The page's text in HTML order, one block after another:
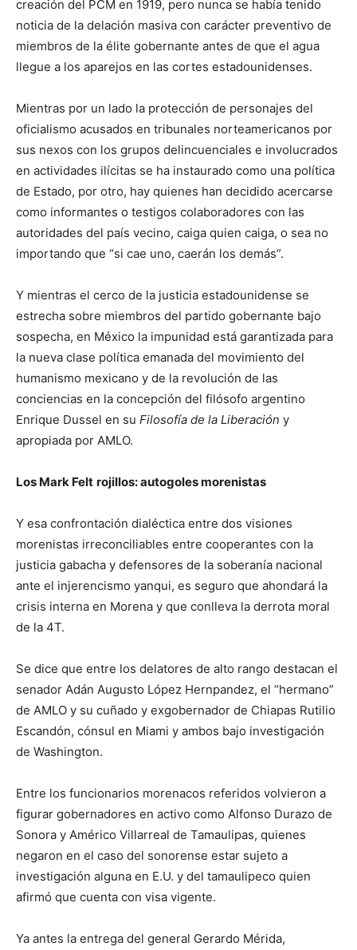
creación del PCM en 1919, pero nunca se había tenido
noticia de la delación masiva con carácter preventivo de
miembros de la élite gobernante antes de que el agua
llegue a los aparejos en las cortes estadounidenses.
Mientras por un lado la protección de personajes del
oficialismo acusados en tribunales norteamericanos por
sus nexos con los grupos delincuenciales e involucrados
en actividades ilícitas se ha instaurado como una política
de Estado, por otro, hay quienes han decidido acercarse
como informantes o testigos colaboradores con las
autoridades del país vecino, caiga quien caiga, o sea no
importando que “si cae uno, caerán los demás”.
Y mientras el cerco de la justicia estadounidense se
estrecha sobre miembros del partido gobernante bajo
sospecha, en México la impunidad está garantizada para
la nueva clase política emanada del movimiento del
humanismo mexicano y de la revolución de las
conciencias en la concepción del filósofo argentino
Enrique Dussel en su Filosofía de la Liberación y
apropiada por AMLO.
Los Mark Felt rojillos: autogoles morenistas
Y esa confrontación dialéctica entre dos visiones
morenistas irreconciliables entre cooperantes con la
justicia gabacha y defensores de la soberanía nacional
ante el injerencismo yanqui, es seguro que ahondará la
crisis interna en Morena y que conlleva la derrota moral
de la 4T.
Se dice que entre los delatores de alto rango destacan el
senador Adán Augusto López Hernpandez, el “hermano”
de AMLO y su cuñado y exgobernador de Chiapas Rutilio
Escandón, cónsul en Miami y ambos bajo investigación
de Washington.
Entre los funcionarios morenacos referidos volvieron a
figurar gobernadores en activo como Alfonso Durazo de
Sonora y Américo Villarreal de Tamaulipas, quienes
negaron en el caso del sonorense estar sujeto a
investigación alguna en E.U. y del tamaulipeco quien
afirmó que cuenta con visa vigente.
Ya antes la entrega del general Gerardo Mérida,